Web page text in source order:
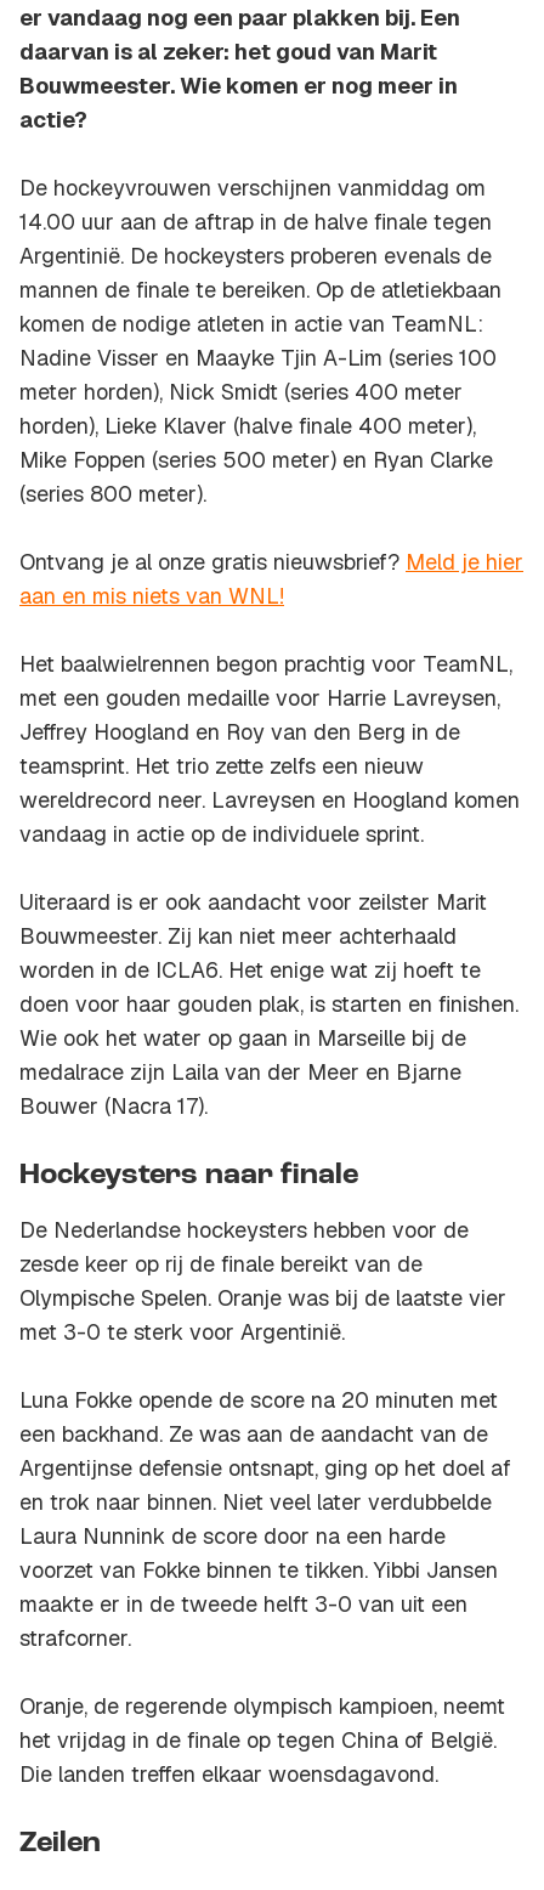
er vandaag nog een paar plakken bij. Een
daarvan is al zeker: het goud van Marit
Bouwmeester. Wie komen er nog meer in
actie?
De hockeyvrouwen verschijnen vanmiddag om
14.00 uur aan de aftrap in de halve finale tegen
Argentinië. De hockeysters proberen evenals de
mannen de finale te bereiken. Op de atletiekbaan
komen de nodige atleten in actie van TeamNL:
Nadine Visser en Maayke Tjin A-Lim (series 100
meter horden), Nick Smidt (series 400 meter
horden), Lieke Klaver (halve finale 400 meter),
Mike Foppen (series 500 meter) en Ryan Clarke
(series 800 meter).
Ontvang je al onze gratis nieuwsbrief? Meld je hier
aan en mis niets van WNL!
Het baalwielrennen begon prachtig voor TeamNL,
met een gouden medaille voor Harrie Lavreysen,
Jeffrey Hoogland en Roy van den Berg in de
teamsprint. Het trio zette zelfs een nieuw
wereldrecord neer. Lavreysen en Hoogland komen
vandaag in actie op de individuele sprint.
Uiteraard is er ook aandacht voor zeilster Marit
Bouwmeester. Zij kan niet meer achterhaald
worden in de ICLA6. Het enige wat zij hoeft te
doen voor haar gouden plak, is starten en finishen.
Wie ook het water op gaan in Marseille bij de
medalrace zijn Laila van der Meer en Bjarne
Bouwer (Nacra 17).
Hockeysters naar finale
De Nederlandse hockeysters hebben voor de
zesde keer op rij de finale bereikt van de
Olympische Spelen. Oranje was bij de laatste vier
met 3-0 te sterk voor Argentinië.
Luna Fokke opende de score na 20 minuten met
een backhand. Ze was aan de aandacht van de
Argentijnse defensie ontsnapt, ging op het doel af
en trok naar binnen. Niet veel later verdubbelde
Laura Nunnink de score door na een harde
voorzet van Fokke binnen te tikken. Yibbi Jansen
maakte er in de tweede helft 3-0 van uit een
strafcorner.
Oranje, de regerende olympisch kampioen, neemt
het vrijdag in de finale op tegen China of België.
Die landen treffen elkaar woensdagavond.
Zeilen